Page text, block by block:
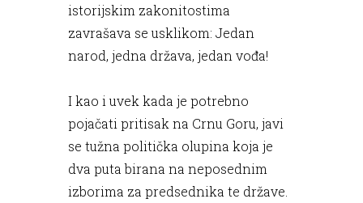
istorijskim zakonitostima
zavrašava se usklikom: Jedan
narod, jedna država, jedan vođa!
I kao i uvek kada je potrebno
pojačati pritisak na Crnu Goru, javi
se tužna politička olupina koja je
dva puta birana na neposednim
izborima za predsednika te države.